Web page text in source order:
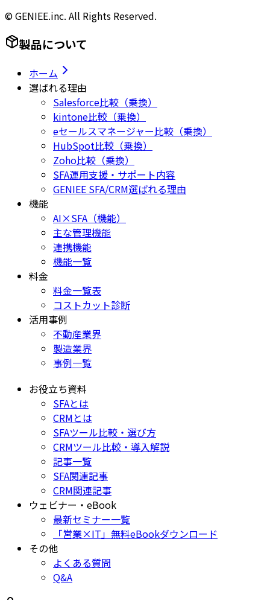
© GENIEE.inc. All Rights Reserved.
製品について
ホーム
選ばれる理由
Salesforce比較（乗換）
kintone比較（乗換）
eセールスマネージャー比較（乗換）
HubSpot比較（乗換）
Zoho比較（乗換）
SFA運用支援・サポート内容
GENIEE SFA/CRM選ばれる理由
機能
AI×SFA（機能）
主な管理機能
連携機能
機能一覧
料金
料金一覧表
コストカット診断
活用事例
不動産業界
製造業界
事例一覧
お役立ち資料
SFAとは
CRMとは
SFAツール比較・選び方
CRMツール比較・導入解説
記事一覧
SFA関連記事
CRM関連記事
ウェビナー・eBook
最新セミナー一覧
「営業×IT」無料eBookダウンロード
その他
よくある質問
Q&A